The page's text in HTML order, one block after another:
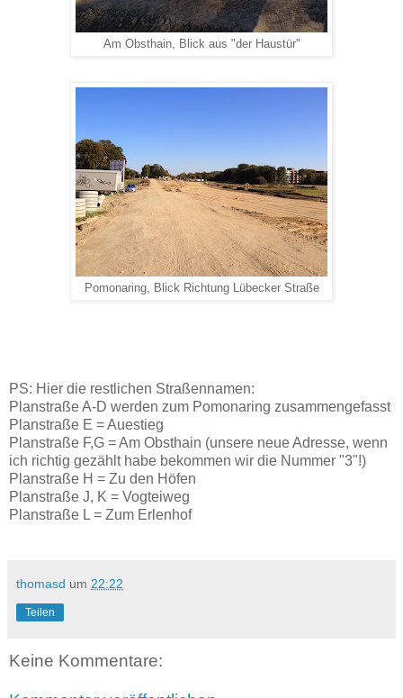
Am Obsthain, Blick aus "der Haustür"
Pomonaring, Blick Richtung Lübecker Straße
PS: Hier die restlichen Straßennamen:
Planstraße A-D werden zum Pomonaring zusammengefasst
Planstraße E = Auestieg
Planstraße F,G = Am Obsthain (unsere neue Adresse, wenn
ich richtig gezählt habe bekommen wir die Nummer "3"!)
Planstraße H = Zu den Höfen
Planstraße J, K = Vogteiweg
Planstraße L = Zum Erlenhof
thomasd um 22:22
Teilen
Keine Kommentare: